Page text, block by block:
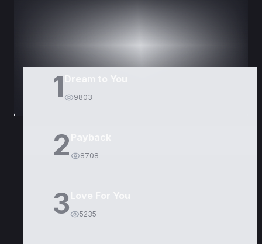
1 9803
2 8708
3 5235